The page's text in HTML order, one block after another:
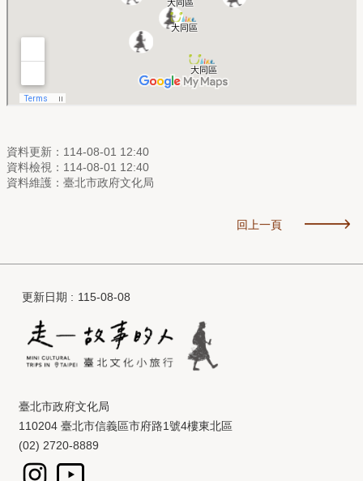
資料更新：114-08-01 12:40
資料檢視：114-08-01 12:40
資料維護：臺北市政府文化局
回上一頁
更新日期 115-08-08
臺北市政府文化局
110204 臺北市信義區市府路1號4樓東北區
(02) 2720-8889